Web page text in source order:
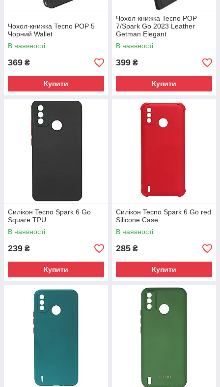
Чохол-книжка Tecno POP 5
Чорний Wallet
В наявності
369 ₴
Купити
Чохол-книжка Tecno POP
7/Spark Go 2023 Leather
Getman Elegant
В наявності
399 ₴
Купити
Силікон Tecno Spark 6 Go
Square TPU
В наявності
239 ₴
Купити
Силікон Tecno Spark 6 Go red
Silicone Case
В наявності
285 ₴
Купити